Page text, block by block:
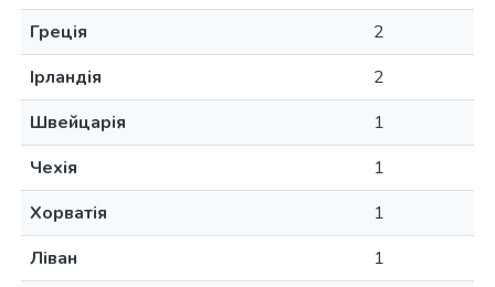
Греція
2
Ірландія
2
Швейцарія
1
Чехія
1
Хорватія
1
Ліван
1